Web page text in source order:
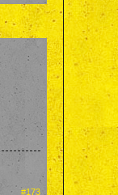
#173